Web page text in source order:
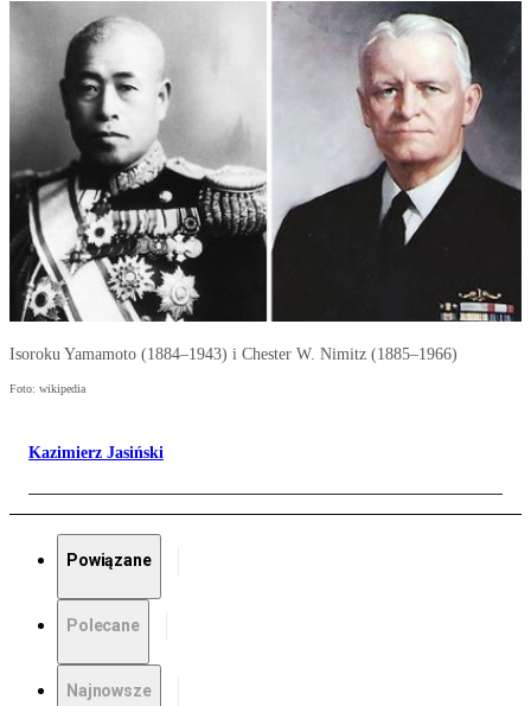
Isoroku Yamamoto (1884–1943) i Chester W. Nimitz (1885–1966)
Foto: wikipedia
Kazimierz Jasiński
Powiązane
Polecane
Najnowsze